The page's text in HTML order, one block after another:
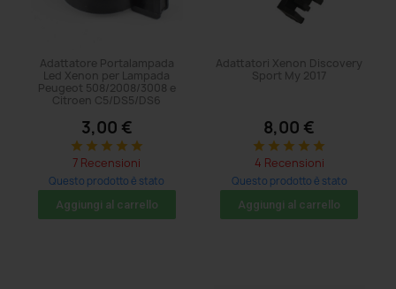
Adattatore Portalampada
Led Xenon per Lampada
Peugeot 508/2008/3008 e
Citroen C5/DS5/DS6
3,00 €
star star star star star
7 Recensioni
Questo prodotto è stato
acquistato: 17 volte
Aggiungi al carrello
Adattatori Xenon Discovery
Sport My 2017
8,00 €
star star star star star
4 Recensioni
Questo prodotto è stato
acquistato: 5 volte
Aggiungi al carrello